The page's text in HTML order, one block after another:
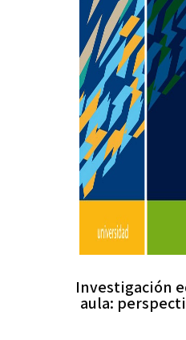
Investigación
aula: